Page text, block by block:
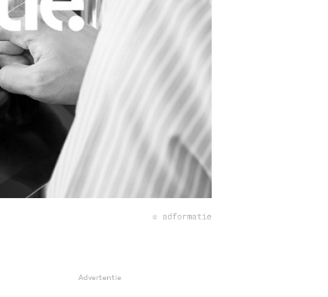
© adformatie
Advertentie